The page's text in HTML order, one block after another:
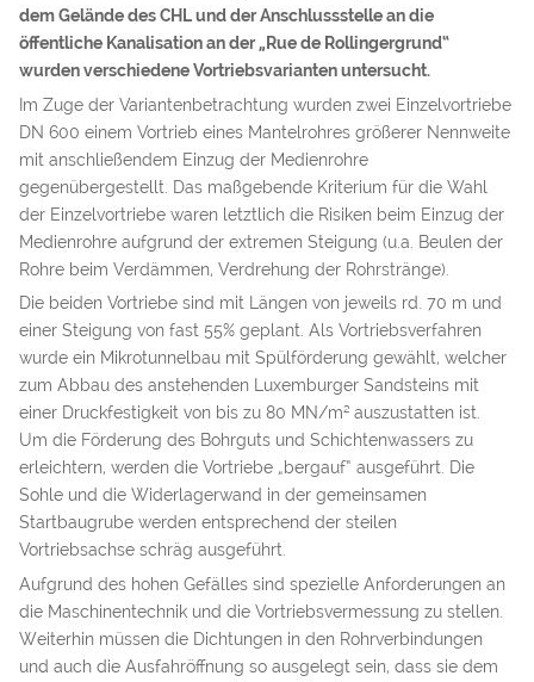
dem Gelände des CHL und der Anschlussstelle an die
öffentliche Kanalisation an der „Rue de Rollingergrund“
wurden verschiedene Vortriebsvarianten untersucht.
Im Zuge der Variantenbetrachtung wurden zwei Einzelvortriebe
DN 600 einem Vortrieb eines Mantelrohres größerer Nennweite
mit anschließendem Einzug der Medienrohre
gegenübergestellt. Das maßgebende Kriterium für die Wahl
der Einzelvortriebe waren letztlich die Risiken beim Einzug der
Medienrohre aufgrund der extremen Steigung (u.a. Beulen der
Rohre beim Verdämmen, Verdrehung der Rohrstränge).
Die beiden Vortriebe sind mit Längen von jeweils rd. 70 m und
einer Steigung von fast 55% geplant. Als Vortriebsverfahren
wurde ein Mikrotunnelbau mit Spülförderung gewählt, welcher
zum Abbau des anstehenden Luxemburger Sandsteins mit
einer Druckfestigkeit von bis zu 80 MN/m² auszustatten ist.
Um die Förderung des Bohrguts und Schichtenwassers zu
erleichtern, werden die Vortriebe „bergauf“ ausgeführt. Die
Sohle und die Widerlagerwand in der gemeinsamen
Startbaugrube werden entsprechend der steilen
Vortriebsachse schräg ausgeführt.
Aufgrund des hohen Gefälles sind spezielle Anforderungen an
die Maschinentechnik und die Vortriebsvermessung zu stellen.
Weiterhin müssen die Dichtungen in den Rohrverbindungen
und auch die Ausfahröffnung so ausgelegt sein, dass sie dem